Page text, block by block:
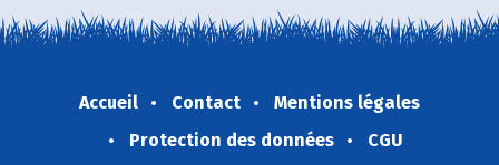
Accueil Contact
Mentions légales
Protection des données
CGU